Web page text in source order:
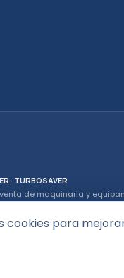
· TURBOSAVER
de maquinaria y
profesional.
cookies para